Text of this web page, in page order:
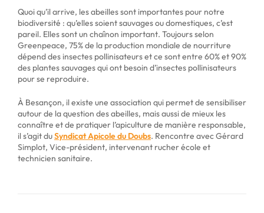
Quoi qu’il arrive, les abeilles sont importantes pour notre
biodiversité : qu’elles soient sauvages ou domestiques, c’est
pareil. Elles sont un chaînon important. Toujours selon
Greenpeace, 75% de la production mondiale de nourriture
dépend des insectes pollinisateurs et ce sont entre 60% et 90%
des plantes sauvages qui ont besoin d’insectes pollinisateurs
pour se reproduire.
À Besançon, il existe une association qui permet de sensibiliser
autour de la question des abeilles, mais aussi de mieux les
connaître et de pratiquer l’apiculture de manière responsable,
il s’agit duSyndicat Apicole du Doubs. Rencontre avec Gérard
Simplot, Vice-président, intervenant rucher école et
technicien sanitaire.